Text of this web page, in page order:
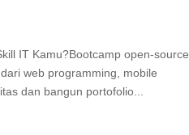
IT Kamu?Bootcamp open-source
web programming, mobile
dan bangun portofolio...